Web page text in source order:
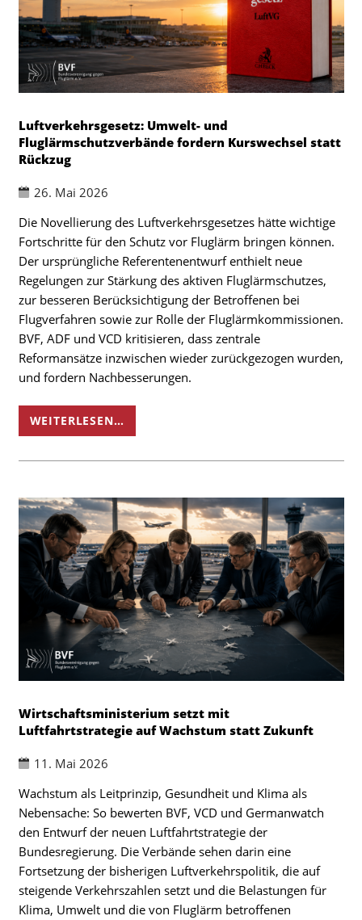
Luftverkehrsgesetz: Umwelt- und
Fluglärmschutzverbände fordern Kurswechsel statt
Rückzug
26. Mai 2026
Die Novellierung des Luftverkehrsgesetzes hätte wichtige
Fortschritte für den Schutz vor Fluglärm bringen können.
Der ursprüngliche Referentenentwurf enthielt neue
Regelungen zur Stärkung des aktiven Fluglärmschutzes,
zur besseren Berücksichtigung der Betroffenen bei
Flugverfahren sowie zur Rolle der Fluglärmkommissionen.
BVF, ADF und VCD kritisieren, dass zentrale
Reformansätze inzwischen wieder zurückgezogen wurden,
und fordern Nachbesserungen.
WEITERLESEN…
Wirtschaftsministerium setzt mit
Luftfahrtstrategie auf Wachstum statt Zukunft
11. Mai 2026
Wachstum als Leitprinzip, Gesundheit und Klima als
Nebensache: So bewerten BVF, VCD und Germanwatch
den Entwurf der neuen Luftfahrtstrategie der
Bundesregierung. Die Verbände sehen darin eine
Fortsetzung der bisherigen Luftverkehrspolitik, die auf
steigende Verkehrszahlen setzt und die Belastungen für
Klima, Umwelt und die von Fluglärm betroffenen